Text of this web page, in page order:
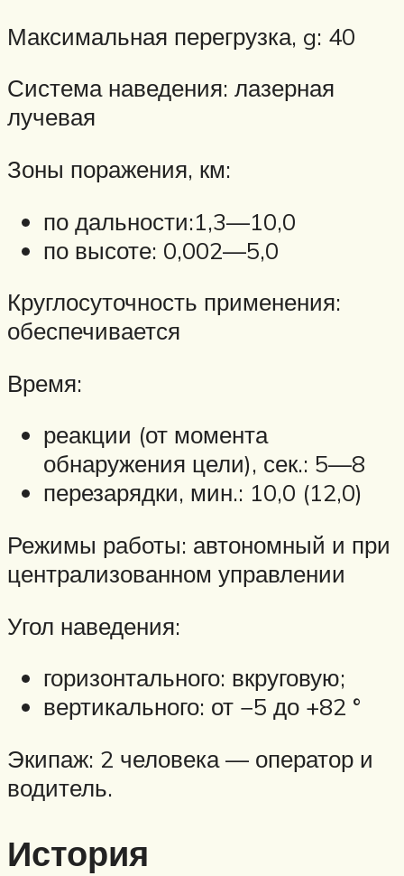
Максимальная перегрузка, g: 40
Система наведения: лазерная
лучевая
Зоны поражения, км:
по дальности:1,3—10,0
по высоте: 0,002—5,0
Круглосуточность применения:
обеспечивается
Время:
реакции (от момента
обнаружения цели), сек.: 5—8
перезарядки, мин.: 10,0 (12,0)
Режимы работы: автономный и при
централизованном управлении
Угол наведения:
горизонтального: вкруговую;
вертикального: от −5 до +82 °
Экипаж: 2 человека — оператор и
водитель.
История